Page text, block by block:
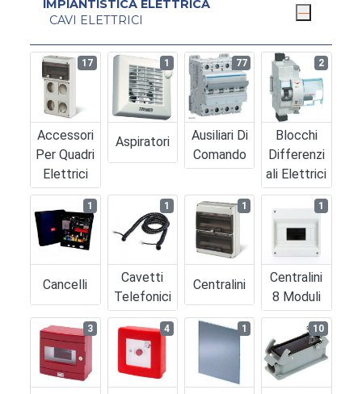
IMPIANTISTICA ELETTRICA
CAVI ELETTRICI
Accessori
Per Quadri
Elettrici
17
Aspiratori
1
Ausiliari Di
Comando
77
Blocchi
Differenzi
Ali Elettrici
2
Cancelli
1
Cavetti
Telefonici
1
Centralini
1
Centralini
8 Moduli
1
3 4 1 10